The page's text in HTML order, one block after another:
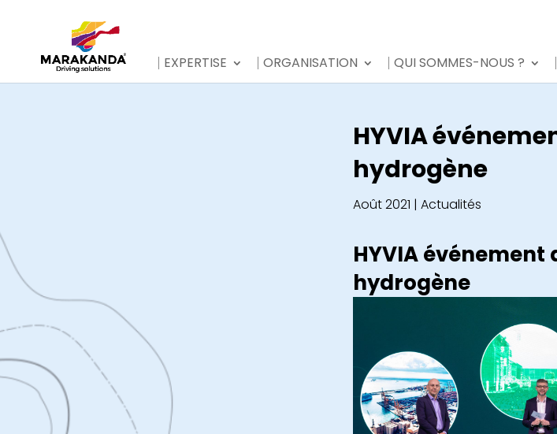
EXPERTISE ORGANISATION QUI SOMMES-NOUS ?
HYVIA
hydrogène
Août 2021 | Actualités
HYVIA événement
hydrogène